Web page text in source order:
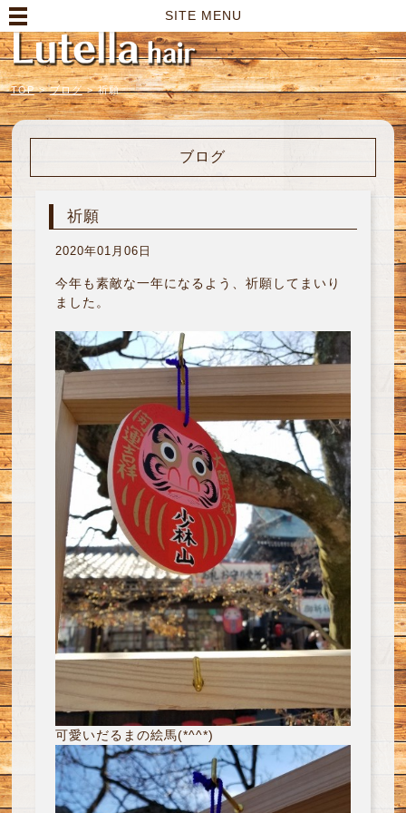
SITE MENU
TOP > ブログ > 祈願
ブログ
祈願
2020年01月06日
今年も素敵な一年になるよう、祈願してまいり
ました。
可愛いだるまの絵馬(*^^*)